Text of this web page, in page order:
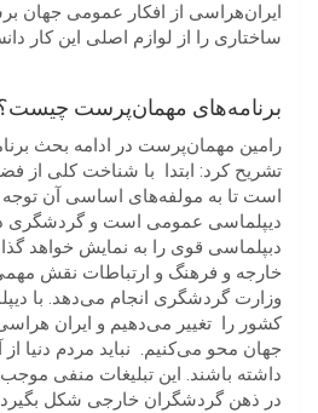
ایران‌هراسی از افکار عمومی جهان
ساختاری را از لوازم اصلی این کار
برنامه‌های مهمان‌پرست
رامین مهمان‌پرست در ادامه بحث
تشریح کرد:‌ ابتدا
با شناخت کلی از
است تا به مولفه‌های اساسی آن
دیپلماسی عمومی است و گردشگری
دبپلماسی قوی را به نمایش خواهد
خارجه و فرهنگ و ارتباطات نقش مهمی
وزارت گردشگری انجام می‌دهد. با
کشور را
تغییر می‌دهیم و ایران
جهان محو می‌کنیم. نباید مردم دنیا
داشته باشند. این تبلیغات منفی
در ذهن گردشگران خارجی شکل بگیرد